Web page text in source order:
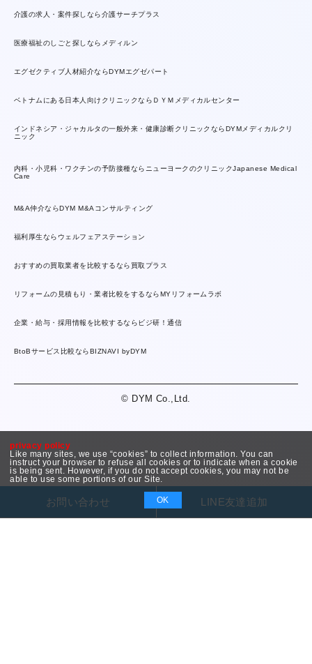
privacy policy
Like many sites, we use “cookies” to collect information. You can
instruct your browser to refuse all cookies or to indicate when a cookie
is being sent. However, if you do not accept cookies, you may not be
able to use some portions of our Site.
OK
お問い合わせ LINE友達追加
介護の求人・案件探しなら介護サーチプラス
医療福祉のしごと探しならメディルン
エグゼクティブ人材紹介ならDYMエグゼパート
ベトナムにある日本人向けクリニックならＤＹＭメディカルセンター
インドネシア・ジャカルタの一般外来・健康診断クリニックならDYMメディカルクリ
ニック
内科・小児科・ワクチンの予防接種ならニューヨークのクリニックJapanese Medical
Care
M&A仲介ならDYM M&Aコンサルティング
福利厚生ならウェルフェアステーション
おすすめの買取業者を比較するなら買取プラス
リフォームの見積もり・業者比較をするならMYリフォームラボ
企業・給与・採用情報を比較するならビジ研！通信
BtoBサービス比較ならBIZNAVI byDYM
© DYM Co.,Ltd.